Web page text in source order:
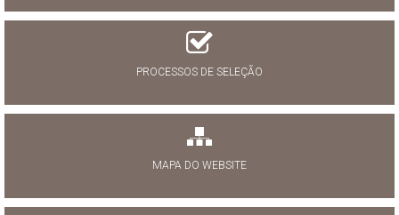
PROCESSOS DE SELEÇÃO
MAPA DO WEBSITE